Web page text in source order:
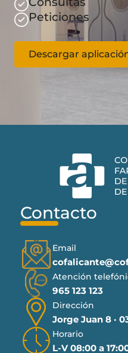
Peticiones
Descargar
Contacto
Email
Atención
965 123 123
Dirección
Jorge Juan 8 ·
Horario
L-V 08:00 a